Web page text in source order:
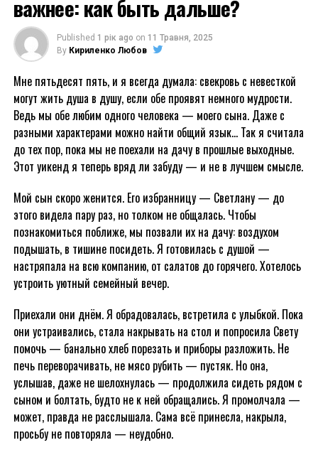
важнее: как быть дальше?
Published 1 рік ago on 11 Травня, 2025
By Кириленко Любов
Мне пятьдесят пять, и я всегда думала: свекровь с невесткой
могут жить душа в душу, если обе проявят немного мудрости.
Ведь мы обе любим одного человека — моего сына. Даже с
разными характерами можно найти общий язык… Так я считала
до тех пор, пока мы не поехали на дачу в прошлые выходные.
Этот уикенд я теперь вряд ли забуду — и не в лучшем смысле.
Мой сын скоро женится. Его избранницу — Светлану — до
этого видела пару раз, но толком не общалась. Чтобы
познакомиться поближе, мы позвали их на дачу: воздухом
подышать, в тишине посидеть. Я готовилась с душой —
настряпала на всю компанию, от салатов до горячего. Хотелось
устроить уютный семейный вечер.
Приехали они днём. Я обрадовалась, встретила с улыбкой. Пока
они устраивались, стала накрывать на стол и попросила Свету
помочь — банально хлеб порезать и приборы разложить. Не
печь переворачивать, не мясо рубить — пустяк. Но она,
услышав, даже не шелохнулась — продолжила сидеть рядом с
сыном и болтать, будто не к ней обращались. Я промолчала —
может, правда не расслышала. Сама всё принесла, накрыла,
просьбу не повторяла — неудобно.